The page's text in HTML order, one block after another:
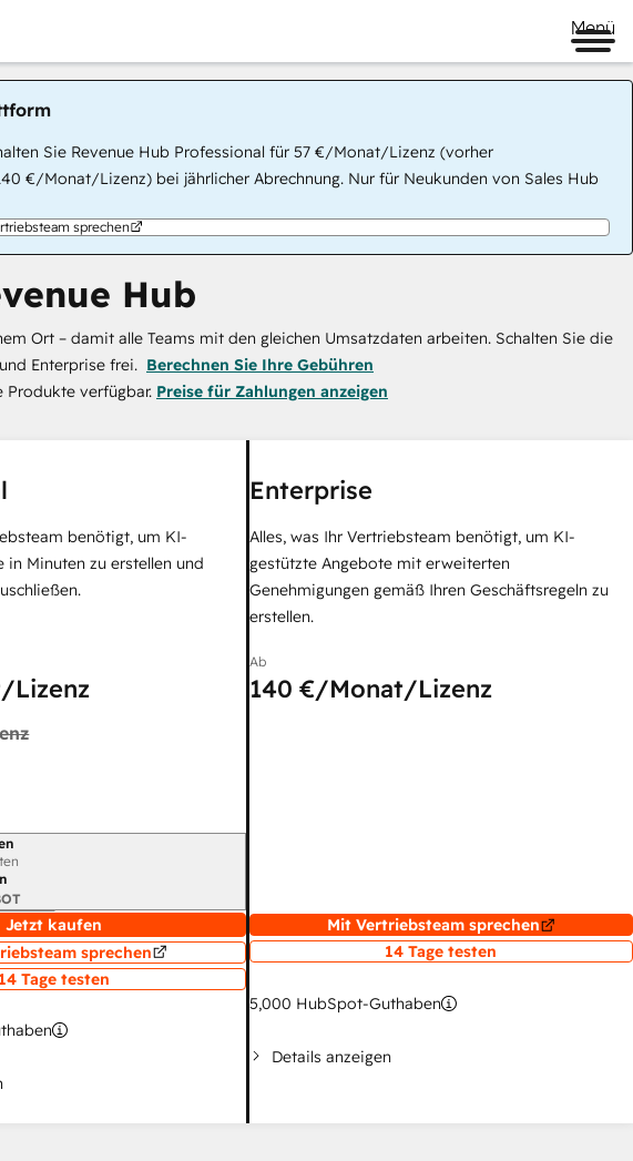
Menü
Sie Revenue Hub Professional für 57 €/Monat/Lizenz (vorher
€/Monat/Lizenz) bei jährlicher Abrechnung. Nur für Neukunden von Sales Hub
sprechen
Hub
Ort – damit alle Teams mit den gleichen Umsatzdaten arbeiten. Schalten Sie die
Enterprise frei. Berechnen Sie Ihre Gebühren
Produkte verfügbar. Preise für Zahlungen anzeigen
benötigt, um KI-
in Minuten zu erstellen und
Lizenz
Jetzt kaufen
sprechen
14 Tage testen
Enterprise
Alles, was Ihr Vertriebsteam benötigt, um KI-
gestützte Angebote mit erweiterten
Genehmigungen gemäß Ihren Geschäftsregeln zu
erstellen.
Ab
140 €/Monat/Lizenz
Mit Vertriebsteam sprechen
14 Tage testen
5,000 HubSpot-Guthaben
Details anzeigen